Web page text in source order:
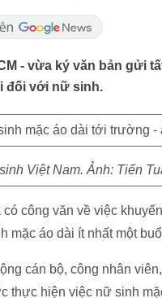
- vừa ký văn bản gửi
đối với nữ sinh.
Việt Nam. Ảnh: Tiến
công văn về việc
mặc áo dài ít nhất một
cán bộ, công nhân
thực hiện việc nữ sinh